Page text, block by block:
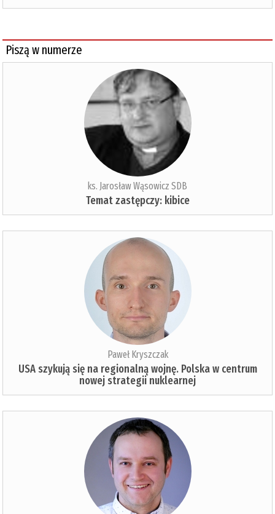
Piszą w numerze
ks. Jarosław Wąsowicz SDB
Temat zastępczy: kibice
Paweł Kryszczak
USA szykują się na regionalną wojnę. Polska w centrum
nowej strategii nuklearnej